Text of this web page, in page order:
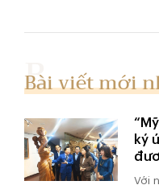
Bài viết mới
ký
Với